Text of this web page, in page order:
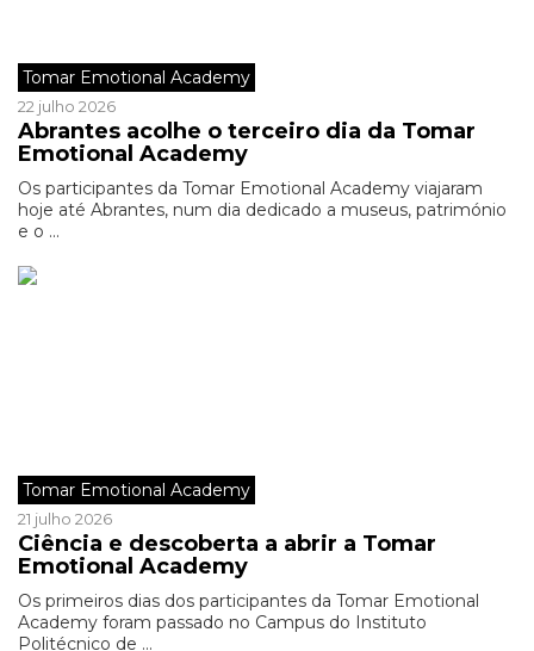
Tomar Emotional Academy
22 julho 2026
Abrantes acolhe o terceiro dia da Tomar
Emotional Academy
Os participantes da Tomar Emotional Academy viajaram
hoje até Abrantes, num dia dedicado a museus, património
e o ...
Tomar Emotional Academy
21 julho 2026
Ciência e descoberta a abrir a Tomar
Emotional Academy
Os primeiros dias dos participantes da Tomar Emotional
Academy foram passado no Campus do Instituto
Politécnico de ...